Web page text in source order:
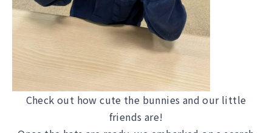
Check out how cute the bunnies and our little
friends are!